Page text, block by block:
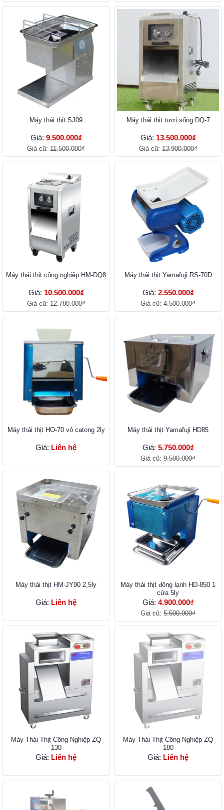
Máy thái thịt SJ09
Giá: 9.500.000₫
Giá cũ: 11.500.000₫
Máy thái thịt tươi sống DQ-7
Giá: 13.500.000₫
Giá cũ:13.900.000₫
Máy thái thịt công nghiệp HM-DQ8
Giá: 10.500.000₫
Giá cũ:12.780.000₫
Máy thái thịt Yamafuji RS-70D
Giá: 2.550.000₫
Giá cũ: 4.500.000₫
Máy thái thịt HO-70 vỏ catong 2ly
Giá: Liên hệ
Máy thái thịt Yamafuji HD85
Giá: 5.750.000₫
Giá cũ: 9.500.000₫
Máy thái thịt HM-JY90 2,5ly
Giá: Liên hệ
Máy thái thịt đông lạnh HD-850 1
cửa 5ly
Giá: 4.900.000₫
Giá cũ: 5.500.000₫
Máy Thái Thịt Công Nghiệp ZQ
130
Giá: Liên hệ
Máy Thái Thịt Công Nghiệp ZQ
180
Giá: Liên hệ